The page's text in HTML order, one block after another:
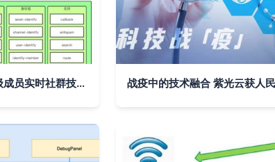
实时社群技术专题（三） 百万级成员实时社群技术实现——关系系统篇与信息系统技术服务